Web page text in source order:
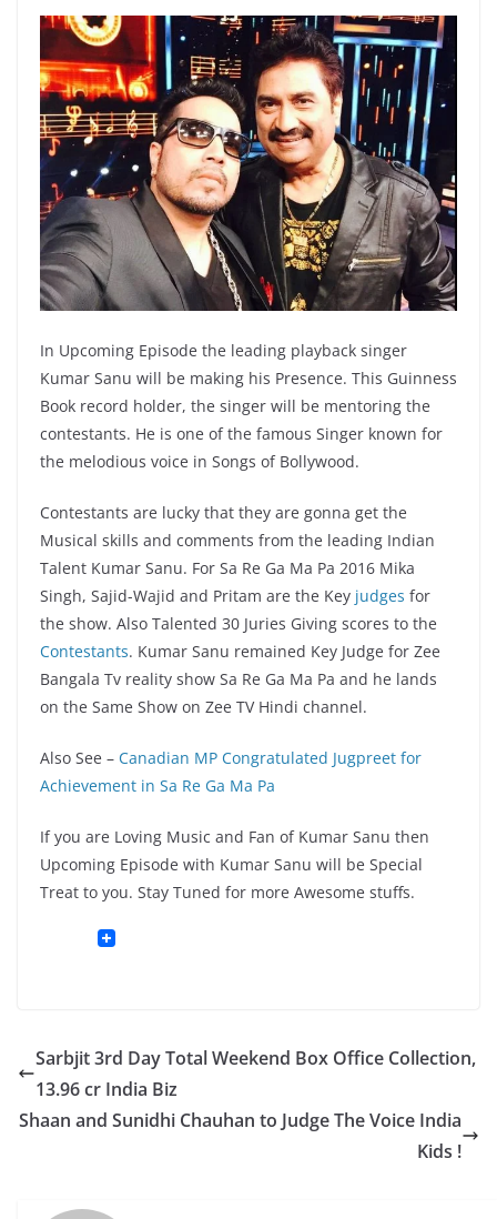
In Upcoming Episode the leading playback singer
Kumar Sanu will be making his Presence. This Guinness
Book record holder, the singer will be mentoring the
contestants. He is one of the famous Singer known for
the melodious voice in Songs of Bollywood.
Contestants are lucky that they are gonna get the
Musical skills and comments from the leading Indian
Talent Kumar Sanu. For Sa Re Ga Ma Pa 2016 Mika
Singh, Sajid-Wajid and Pritam are the Key judges for
the show. Also Talented 30 Juries Giving scores to the
Contestants. Kumar Sanu remained Key Judge for Zee
Bangala Tv reality show Sa Re Ga Ma Pa and he lands
on the Same Show on Zee TV Hindi channel.
Also See – Canadian MP Congratulated Jugpreet for
Achievement in Sa Re Ga Ma Pa
If you are Loving Music and Fan of Kumar Sanu then
Upcoming Episode with Kumar Sanu will be Special
Treat to you. Stay Tuned for more Awesome stuffs.
Sarbjit 3rd Day Total Weekend Box Office Collection,
13.96 cr India Biz
Shaan and Sunidhi Chauhan to Judge The Voice India
Kids !